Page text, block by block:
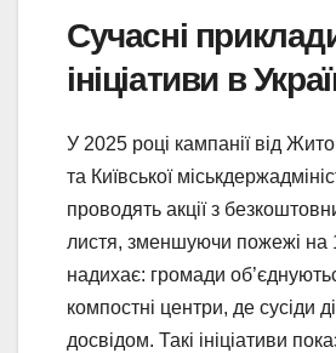
Сучасні
ініціативи в
У 2025 році кампанії від
та Київської
проводять акції з
листя, зменшуючи пожежі на
надихає: громади
компостні центри, де сусіди
досвідом. Такі ініціативи